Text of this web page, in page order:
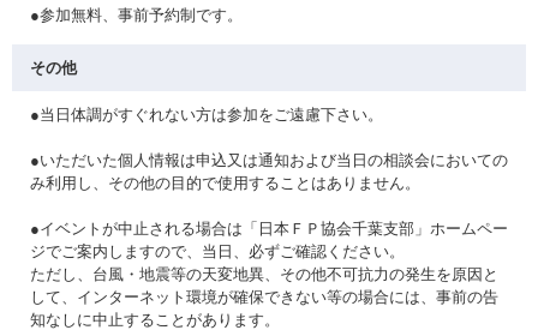
●参加無料、事前予約制です。
その他
●当日体調がすぐれない方は参加をご遠慮下さい。
●いただいた個人情報は申込又は通知および当日の相談会においての
み利用し、その他の目的で使用することはありません。
●イベントが中止される場合は「日本ＦＰ協会千葉支部」ホームペー
ジでご案内しますので、当日、必ずご確認ください。
ただし、台風・地震等の天変地異、その他不可抗力の発生を原因と
して、インターネット環境が確保できない等の場合には、事前の告
知なしに中止することがあります。